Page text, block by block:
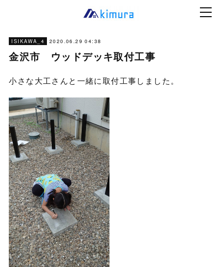
ISIKAWA_4 2020.06.29 04:38
金沢市 ウッドデッキ取付工事
小さな大工さんと一緒に取付工事しました。